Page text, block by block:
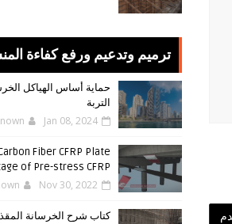
ترميم وتدعيم ورفع كفاءة
حماية أساس الهياكل
التربة
Jan 08, 2024
Fiber CFRP Plate
of Pre-stress CFRP
Nov 30, 2022
كتاب شرح الخرسانة